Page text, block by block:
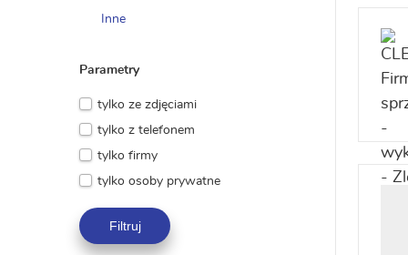
Inne
Parametry
tylko ze zdjęciami
tylko z telefonem
tylko firmy
tylko osoby prywatne
Filtruj